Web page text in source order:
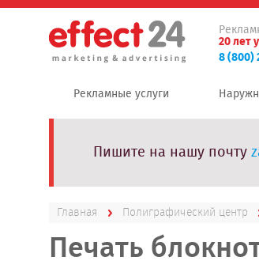
20 лет
8 (800)
Рекламные услуги
Пишите на нашу почту
Главная Полиграфический центр
Печать